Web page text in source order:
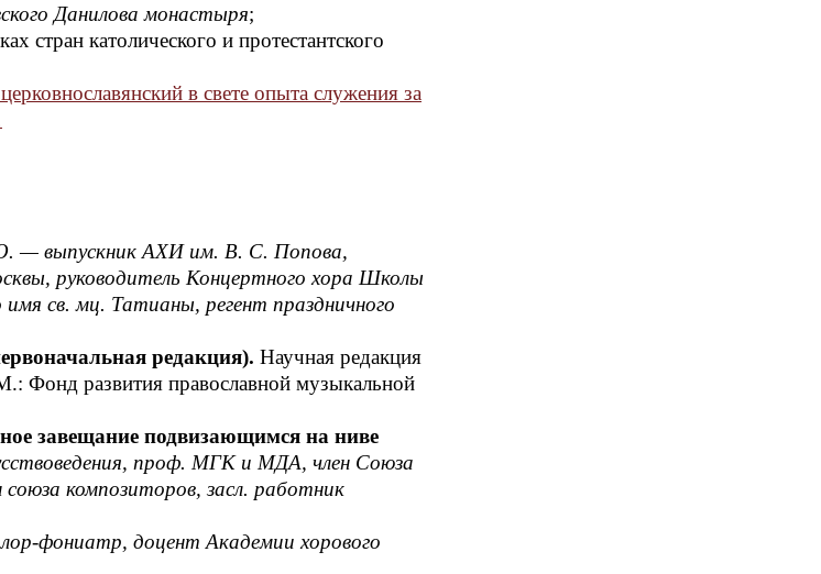
Данилова монастыря;
стран католического и протестантского
в свете опыта служения за
— выпускник АХИ им. В. С. Попова,
руководитель Концертного хора Школы
св. мц. Татианы, регент праздничного
редакция). Научная редакция
Фонд развития православной музыкальной
завещание подвизающимся на ниве
проф. МГК и МДА, член Союза
композиторов, засл. работник
фониатр, доцент Академии хорового